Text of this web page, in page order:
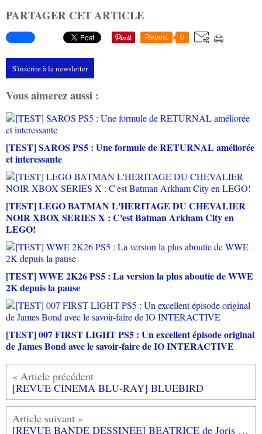
PARTAGER CET ARTICLE
Repost 0
S'inscrire à la newsletter
Vous aimerez aussi :
[TEST] SAROS PS5 : Une formule de RETURNAL améliorée
et interessante
[TEST] LEGO BATMAN L'HERITAGE DU CHEVALIER
NOIR XBOX SERIES X : C'est Batman Arkham City en
LEGO!
[TEST] WWE 2K26 PS5 : La version la plus aboutie de WWE
2K depuis la pause
[TEST] 007 FIRST LIGHT PS5 : Un excellent épisode original
de James Bond avec le savoir-faire de IO INTERACTIVE
[REVUE CINEMA BLU-RAY] BLUEBIRD
[REVUE BANDE DESSINEE] BEATRICE de Joris MERTENS aux édition RUE DE SEVRES